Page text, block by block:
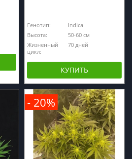
Генотип:
Indica
Высота:
50-60 см
Жизненный
цикл:
70 дней
КУПИТЬ
- 20%